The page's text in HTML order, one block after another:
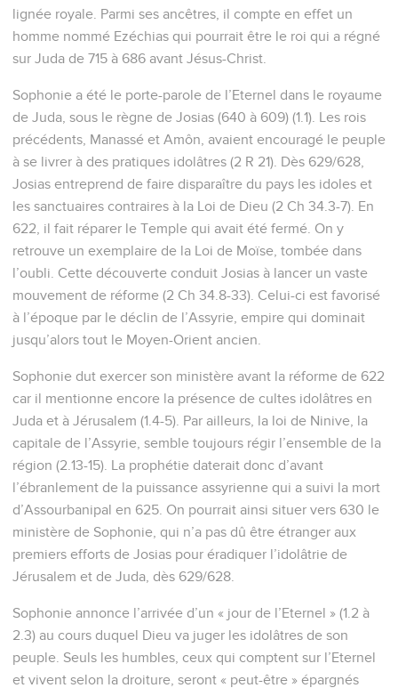
lignée royale. Parmi ses ancêtres, il compte en effet un
homme nommé Ezéchias qui pourrait être le roi qui a régné
sur Juda de 715 à 686 avant Jésus-Christ.
Sophonie a été le porte-parole de l’Eternel dans le royaume
de Juda, sous le règne de Josias (640 à 609) (1.1). Les rois
précédents, Manassé et Amôn, avaient encouragé le peuple
à se livrer à des pratiques idolâtres (2 R 21). Dès 629/628,
Josias entreprend de faire disparaître du pays les idoles et
les sanctuaires contraires à la Loi de Dieu (2 Ch 34.3-7). En
622, il fait réparer le Temple qui avait été fermé. On y
retrouve un exemplaire de la Loi de Moïse, tombée dans
l’oubli. Cette découverte conduit Josias à lancer un vaste
mouvement de réforme (2 Ch 34.8-33). Celui-ci est favorisé
à l’époque par le déclin de l’Assyrie, empire qui dominait
jusqu’alors tout le Moyen-Orient ancien.
Sophonie dut exercer son ministère avant la réforme de 622
car il mentionne encore la présence de cultes idolâtres en
Juda et à Jérusalem (1.4-5). Par ailleurs, la loi de Ninive, la
capitale de l’Assyrie, semble toujours régir l’ensemble de la
région (2.13-15). La prophétie daterait donc d’avant
l’ébranlement de la puissance assyrienne qui a suivi la mort
d’Assourbanipal en 625. On pourrait ainsi situer vers 630 le
ministère de Sophonie, qui n’a pas dû être étranger aux
premiers efforts de Josias pour éradiquer l’idolâtrie de
Jérusalem et de Juda, dès 629/628.
Sophonie annonce l’arrivée d’un « jour de l’Eternel » (1.2 à
2.3) au cours duquel Dieu va juger les idolâtres de son
peuple. Seuls les humbles, ceux qui comptent sur l’Eternel
et vivent selon la droiture, seront « peut-être » épargnés